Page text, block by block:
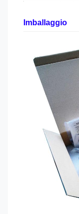
Imballaggio